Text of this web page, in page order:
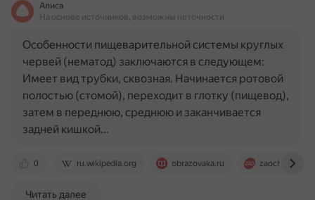
Алиса
На основе источников, возможны неточности
0 ru.wikipedia.org obrazovaka.ru zaochnik-
Особенности пищеварительной системы круглых
червей (нематод) заключаются в следующем:
Имеет вид трубки, сквозная. Начинается ротовой
полостью (стомой), переходит в глотку (пищевод),
затем в переднюю, среднюю и заканчивается
задней кишкой…
Читать далее